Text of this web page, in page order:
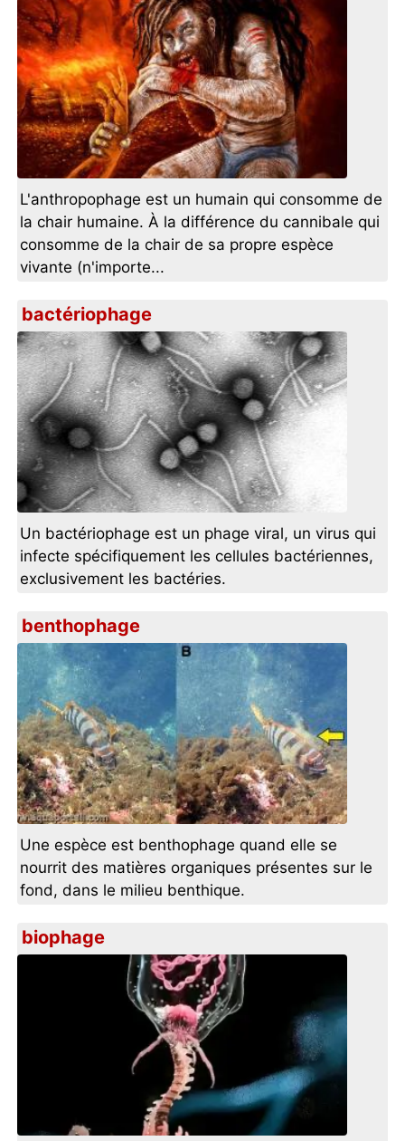
L'anthropophage est un humain qui consomme de
la chair humaine. À la différence du cannibale qui
consomme de la chair de sa propre espèce
vivante (n'importe...
bactériophage
Un bactériophage est un phage viral, un virus qui
infecte spécifiquement les cellules bactériennes,
exclusivement les bactéries.
benthophage
Une espèce est benthophage quand elle se
nourrit des matières organiques présentes sur le
fond, dans le milieu benthique.
biophage